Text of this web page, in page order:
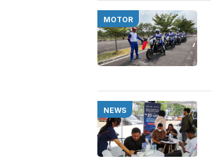
MOTOR
NEWS